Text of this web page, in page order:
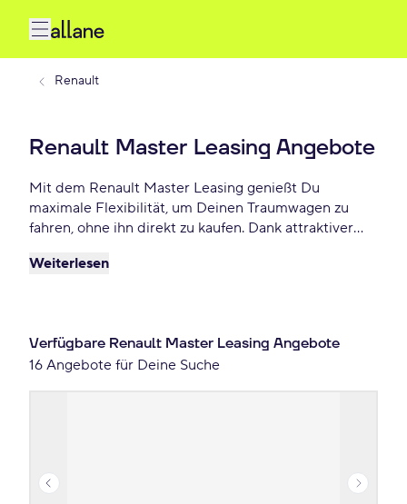
Renault
Renault Master Leasing Angebote
Mit dem Renault Master Leasing genießt Du
maximale Flexibilität, um Deinen Traumwagen zu
fahren, ohne ihn direkt zu kaufen. Dank attraktiver
monatlichen Raten bietet Renault Master Leasing
monatlich.
Weiterlesen
Verfügbare Renault Master Leasing Angebote
16 Angebote für Deine Suche